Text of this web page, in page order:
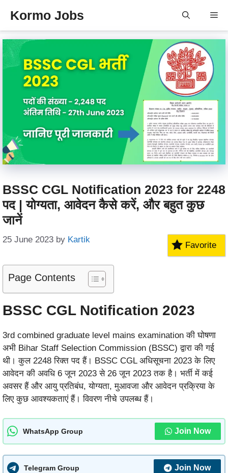
content
Kormo Jobs
BSSC CGL Notification 2023 for 2248
पद | योग्यता, आवेदन कैसे करें, और बहुत कुछ
जानें
25 June 2023 by Kartik
Favorite
Page Contents
BSSC CGL Notification 2023
3rd combined graduate level mains examination की घोषणा
अभी Bihar Staff Selection Commission (BSSC) द्वारा की गई
थी। कुल 2248 रिक्त पद हैं। BSSC CGL अधिसूचना 2023 के लिए
आवेदन की अवधि 6 जून 2023 से 26 जून 2023 तक है। भर्ती में कई
अवसर हैं और आयु प्रतिबंध, योग्यता, मुआवजा और आवेदन प्रक्रिया के
लिए कुछ आवश्यकताएं हैं। विवरण नीचे उपलब्ध हैं।
WhatsApp Group Join Now
Telegram Group Join Now